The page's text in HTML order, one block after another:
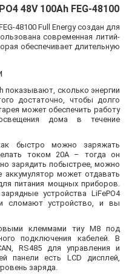
48V 100Ah FEG-48100
48100 Full Energy создан для
современная литий-
обеспечивает длительную
показывают, сколько энергии
достаточно, чтобы долго
может обеспечить работу
дома в течение
быстро можно заряжать
током 20А – тогда он
зарядить побыстрее, можно
может отдавать
питания мощных приборов.
устройства LiFePO4
сломают устройство, и вы
клеммами тиу M8 под
подключения кабелей. В
RS485 для управления и
панели есть LCD дисплей,
заряда.